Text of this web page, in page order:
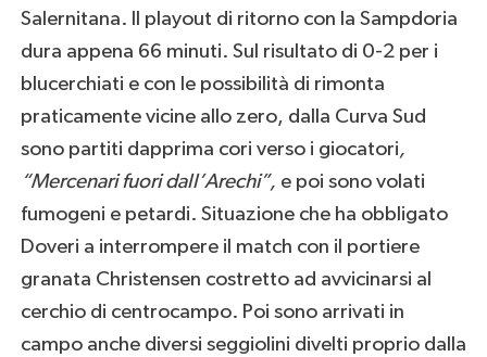
Salernitana. Il playout di ritorno con la Sampdoria
dura appena 66 minuti. Sul risultato di 0-2 per i
blucerchiati e con le possibilità di rimonta
praticamente vicine allo zero, dalla Curva Sud
sono partiti dapprima cori verso i giocatori,
“Mercenari fuori dall’Arechi”, e poi sono volati
fumogeni e petardi. Situazione che ha obbligato
Doveri a interrompere il match con il portiere
granata Christensen costretto ad avvicinarsi al
cerchio di centrocampo. Poi sono arrivati in
campo anche diversi seggiolini divelti proprio dalla